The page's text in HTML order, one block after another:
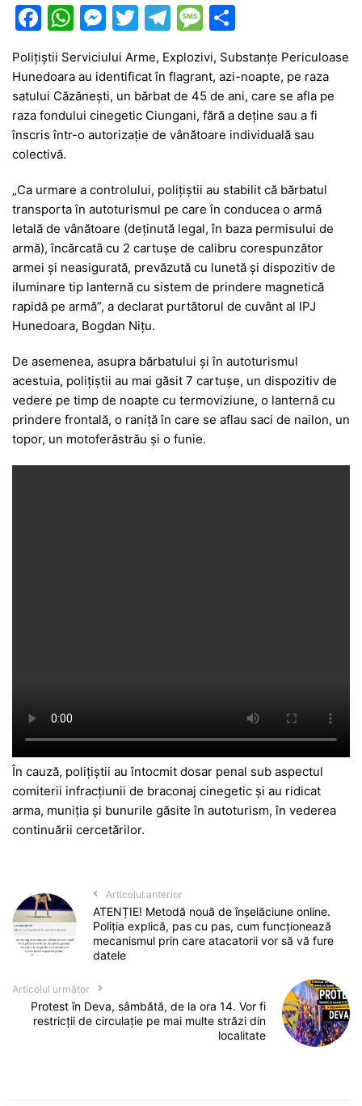
F
a
c
e
b
o
k
W
at
s
A
p
M
e
s
s
e
n
er
T
itt
er
T
e
gr
a
m
M
e
s
s
a
g
ta
je
a
z
Polițiștii Serviciului Arme, Explozivi, Substanțe Periculoase
Hunedoara au identificat în flagrant, azi-noapte, pe raza
satului Căzănești, un bărbat de 45 de ani, care se afla pe
raza fondului cinegetic Ciungani, fără a deține sau a fi
înscris într-o autorizație de vânătoare individuală sau
colectivă.
„Ca urmare a controlului, polițiștii au stabilit că bărbatul
transporta în autoturismul pe care în conducea o armă
letală de vânătoare (deținută legal, în baza permisului de
armă), încărcată cu 2 cartușe de calibru corespunzător
armei și neasigurată, prevăzută cu lunetă și dispozitiv de
iluminare tip lanternă cu sistem de prindere magnetică
rapidă pe armă”, a declarat purtătorul de cuvânt al IPJ
Hunedoara, Bogdan Nițu.
De asemenea, asupra bărbatului și în autoturismul
acestuia, polițiștii au mai găsit 7 cartușe, un dispozitiv de
vedere pe timp de noapte cu termoviziune, o lanternă cu
prindere frontală, o raniță în care se aflau saci de nailon, un
topor, un motoferăstrău și o funie.
În cauză, polițiștii au întocmit dosar penal sub aspectul
comiterii infracțiunii de braconaj cinegetic și au ridicat
arma, muniția și bunurile găsite în autoturism, în vederea
continuării cercetărilor.
Articolul anterior
ATENȚIE! Metodă nouă de înșelăciune online.
Poliția explică, pas cu pas, cum funcționează
mecanismul prin care atacatorii vor să vă fure
datele
Articolul următor
Protest în Deva, sâmbătă, de la ora 14. Vor fi
restricții de circulație pe mai multe străzi din
localitate